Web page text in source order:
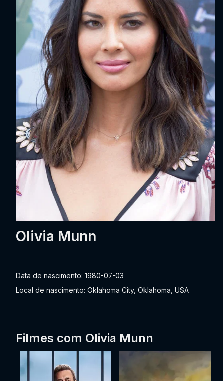
Olivia Munn
Data de nascimento: 1980-07-03
Local de nascimento: Oklahoma City, Oklahoma, USA
Filmes com Olivia Munn